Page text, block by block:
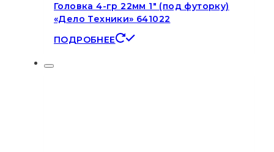
Головка 4-гр 22мм 1″ (под футорку)
«Дело Техники» 641022
ПОДРОБНЕЕ